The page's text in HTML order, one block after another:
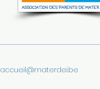
accueil@materdei.be